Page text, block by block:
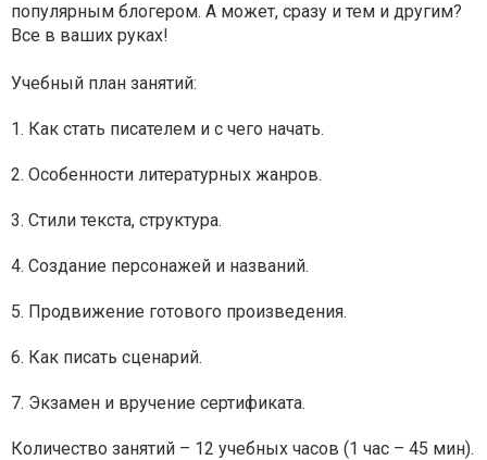
популярным блогером. А может, сразу и тем и другим?
Все в ваших руках!
Учебный план занятий:
1. Как стать писателем и с чего начать.
2. Особенности литературных жанров.
3. Стили текста, структура.
4. Создание персонажей и названий.
5. Продвижение готового произведения.
6. Как писать сценарий.
7. Экзамен и вручение сертификата.
Количество занятий – 12 учебных часов (1 час – 45 мин).